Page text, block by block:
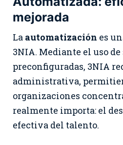
mejorada
La automatización es
3NIA. Mediante el uso
preconfiguradas, 3NIA
administrativa,
organizaciones
realmente importa: el
efectiva del talento.